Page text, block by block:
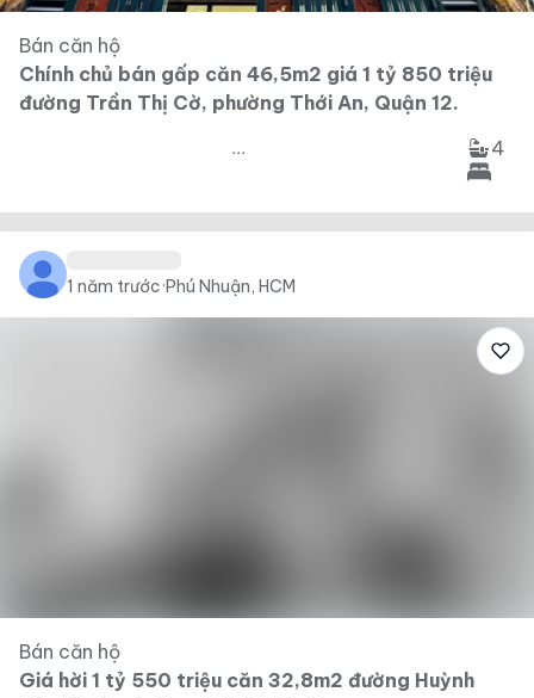
Bán căn hộ
Chính chủ bán gấp căn 46,5m2 giá 1 tỷ 850 triệu
đường Trần Thị Cờ, phường Thới An, Quận 12.
... 4
1 năm trước·Phú Nhuận, HCM
Bán căn hộ
Giá hời 1 tỷ 550 triệu căn 32,8m2 đường Huỳnh